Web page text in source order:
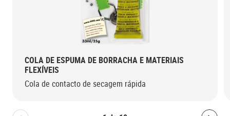
COLA DE ESPUMA DE BORRACHA E MATERIAIS
FLEXÍVEIS
Cola de contacto de secagem rápida